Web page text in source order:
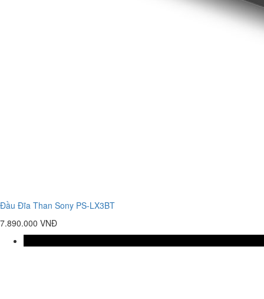
Đầu Đĩa Than Sony PS-LX3BT
7.890.000 VNĐ